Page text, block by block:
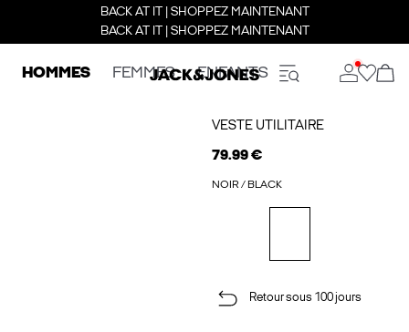
BACK AT IT | SHOPPEZ MAINTENANT
BACK AT IT | SHOPPEZ MAINTENANT
HOMMES FEMMES ENFANTS
VESTE UTILITAIRE
79.99 €
NOIR / BLACK
Retour sous 100 jours